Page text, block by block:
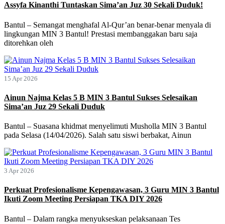
Assyfa Kinanthi Tuntaskan Sima’an Juz 30 Sekali Duduk!
Bantul – Semangat menghafal Al-Qur’an benar-benar menyala di
lingkungan MIN 3 Bantul! Prestasi membanggakan baru saja
ditorehkan oleh
15 Apr 2026
Ainun Najma Kelas 5 B MIN 3 Bantul Sukses Selesaikan
Sima’an Juz 29 Sekali Duduk
Bantul – Suasana khidmat menyelimuti Musholla MIN 3 Bantul
pada Selasa (14/04/2026). Salah satu siswi berbakat, Ainun
3 Apr 2026
Perkuat Profesionalisme Kepengawasan, 3 Guru MIN 3 Bantul
Ikuti Zoom Meeting Persiapan TKA DIY 2026
Bantul – Dalam rangka menyukseskan pelaksanaan Tes